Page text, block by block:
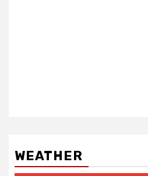
WEATHER